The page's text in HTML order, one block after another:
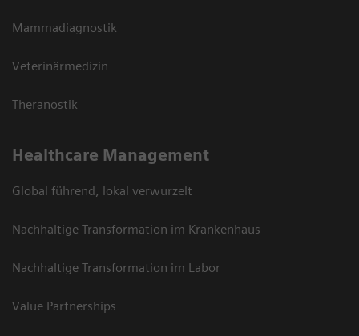
Mammadiagnostik
Veterinärmedizin
Theranostik
Healthcare Management
Global führend, lokal verwurzelt
Nachhaltige Transformation im Krankenhaus
Nachhaltige Transformation im Labor
Value Partnerships